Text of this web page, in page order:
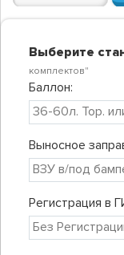
Выберите
комплектов"
Баллон:
Выносное
Регистрация в